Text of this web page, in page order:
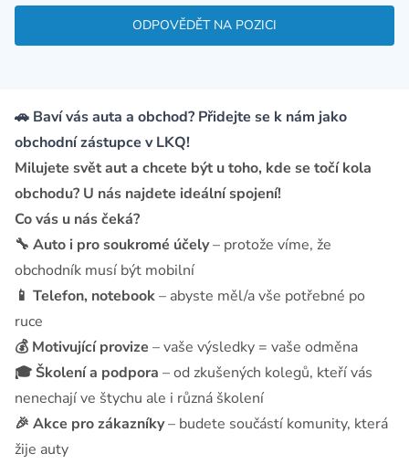
ODPOVĚDĚT NA POZICI
🚗 Baví vás auta a obchod? Přidejte se k nám jako
obchodní zástupce v LKQ!
Milujete svět aut a chcete být u toho, kde se točí kola
obchodu? U nás najdete ideální spojení!
Co vás u nás čeká?
🔧 Auto i pro soukromé účely– protože víme, že
obchodník musí být mobilní
📱 Telefon, notebook– abyste měl/a vše potřebné po
ruce
💰 Motivující provize – vaše výsledky = vaše odměna
🎓 Školení a podpora – od zkušených kolegů, kteří vás
nenechají ve štychu ale i různá školení
🎉 Akce pro zákazníky– budete součástí komunity, která
žije auty